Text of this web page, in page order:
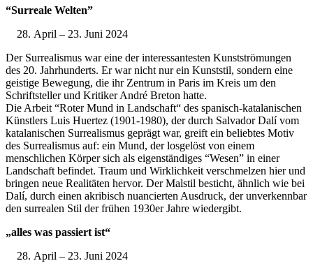
“Surreale Welten”
April – 23. Juni 2024
Der Surrealismus war eine der interessantesten Kunstströmungen
des 20. Jahrhunderts. Er war nicht nur ein Kunststil, sondern eine
geistige Bewegung, die ihr Zentrum in Paris im Kreis um den
Schriftsteller und Kritiker André Breton hatte.
Die Arbeit “Roter Mund in Landschaft“ des spanisch-katalanischen
Künstlers Luis Huertez (1901-1980), der durch Salvador Dalí vom
katalanischen Surrealismus geprägt war, greift ein beliebtes Motiv
des Surrealismus auf: ein Mund, der losgelöst von einem
menschlichen Körper sich als eigenständiges “Wesen” in einer
Landschaft befindet. Traum und Wirklichkeit verschmelzen hier und
bringen neue Realitäten hervor. Der Malstil besticht, ähnlich wie bei
Dalí, durch einen akribisch nuancierten Ausdruck, der unverkennbar
den surrealen Stil der frühen 1930er Jahre wiedergibt.
„alles was passiert ist“
April – 23. Juni 2024